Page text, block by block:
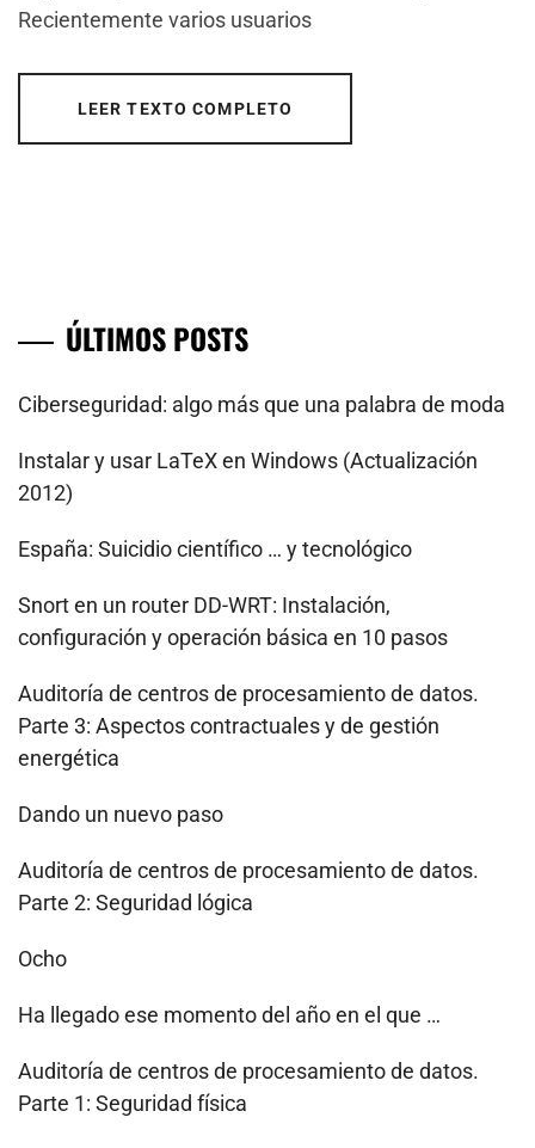
Recientemente varios usuarios
LEER TEXTO COMPLETO
ÚLTIMOS POSTS
Ciberseguridad: algo más que una palabra de moda
Instalar y usar LaTeX en Windows (Actualización
2012)
España: Suicidio científico … y tecnológico
Snort en un router DD-WRT: Instalación,
configuración y operación básica en 10 pasos
Auditoría de centros de procesamiento de datos.
Parte 3: Aspectos contractuales y de gestión
energética
Dando un nuevo paso
Auditoría de centros de procesamiento de datos.
Parte 2: Seguridad lógica
Ocho
Ha llegado ese momento del año en el que …
Auditoría de centros de procesamiento de datos.
Parte 1: Seguridad física